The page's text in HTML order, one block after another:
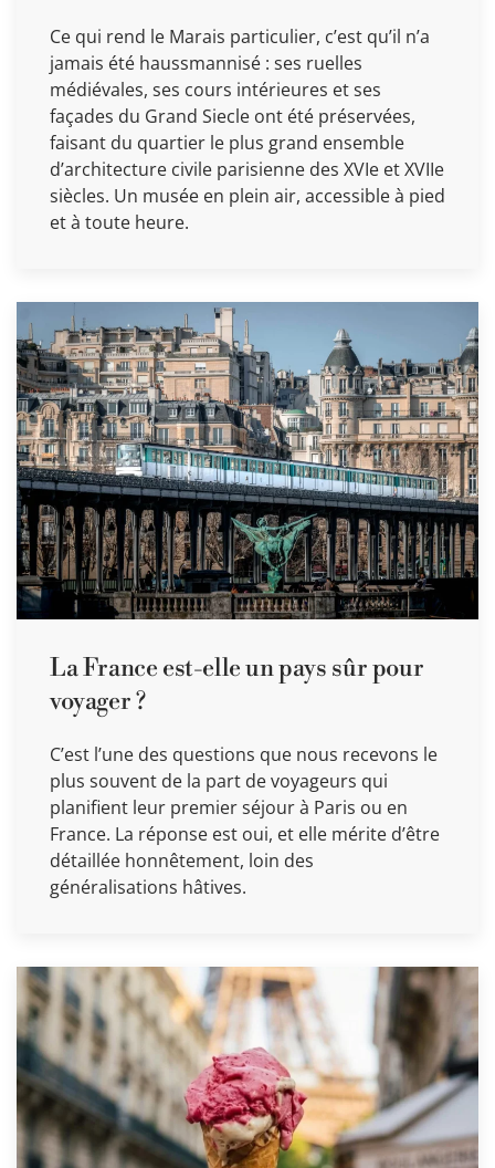
Ce qui rend le Marais particulier, c’est qu’il n’a
jamais été haussmannisé : ses ruelles
médiévales, ses cours intérieures et ses
façades du Grand Siecle ont été préservées,
faisant du quartier le plus grand ensemble
d’architecture civile parisienne des XVIe et XVIIe
siècles. Un musée en plein air, accessible à pied
et à toute heure.
La France est-elle un pays sûr pour
voyager ?
C’est l’une des questions que nous recevons le
plus souvent de la part de voyageurs qui
planifient leur premier séjour à Paris ou en
France. La réponse est oui, et elle mérite d’être
détaillée honnêtement, loin des
généralisations hâtives.